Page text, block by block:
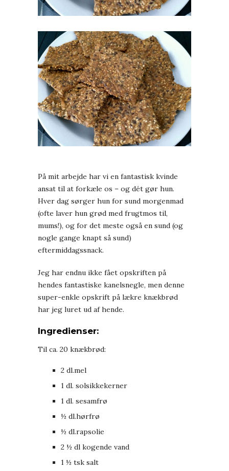
På mit arbejde har vi en fantastisk kvinde
ansat til at forkæle os – og dét gør hun.
Hver dag sørger hun for sund morgenmad
(ofte laver hun grød med frugtmos til,
mums!), og for det meste også en sund (og
nogle gange knapt så sund)
eftermiddagssnack.
Jeg har endnu ikke fået opskriften på
hendes fantastiske kanelsnegle, men denne
super-enkle opskrift på lækre knækbrød
har jeg luret ud af hende.
Ingredienser:
Til ca. 20 knækbrød:
2 dl.mel
1 dl. solsikkekerner
1 dl. sesamfrø
½ dl.hørfrø
½ dl.rapsolie
2 ½ dl kogende vand
1 ½ tsk salt